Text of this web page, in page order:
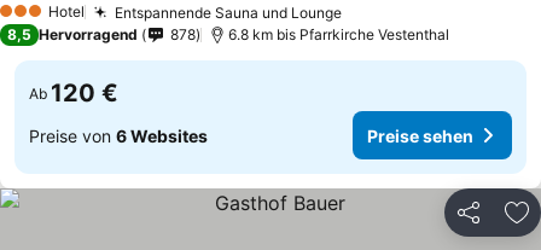
3 SterneHotel Entspannende Sauna und Lounge
8,5 Hervorragend 878 6.8 km bis Pfarrkirche Vestenthal
Ab 120 €
Preise von 6 Websites Preise sehen
Teilen